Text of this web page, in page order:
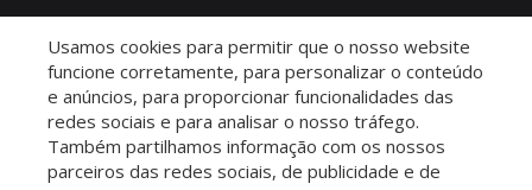
Usamos cookies para permitir que o nosso website
funcione corretamente, para personalizar o conteúdo
e anúncios, para proporcionar funcionalidades das
redes sociais e para analisar o nosso tráfego.
Também partilhamos informação com os nossos
parceiros das redes sociais, de publicidade e de